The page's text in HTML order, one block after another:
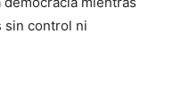
sin control ni